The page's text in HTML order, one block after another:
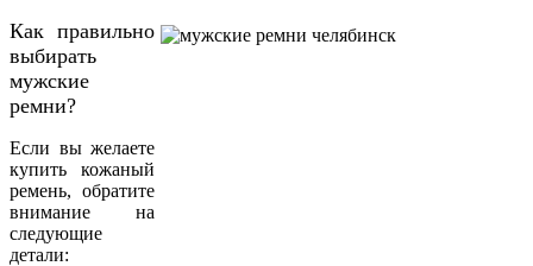
Как правильно
выбирать
мужские
ремни?
Если вы желаете
купить кожаный
ремень, обратите
внимание на
следующие
детали: